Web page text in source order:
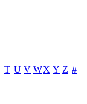
T U V WX Y Z #